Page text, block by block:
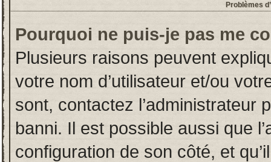
Problèmes
Pourquoi ne puis-je pas me
Plusieurs raisons peuvent
votre nom d’utilisateur et/ou
sont, contactez l’administrateur
banni. Il est possible aussi que
configuration de son côté, et